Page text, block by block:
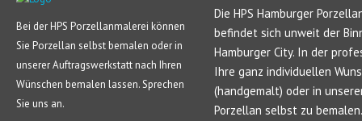
Bei der HPS Porzellanmalerei können
Sie Porzellan selbst bemalen oder in
unserer Auftragswerkstatt nach Ihren
Wünschen bemalen lassen. Sprechen
Sie uns an.
Die HPS Hamburger
befindet sich unweit der
Hamburger City. In der
Ihre ganz individuellen
(handgemalt) oder in
Porzellan selbst zu